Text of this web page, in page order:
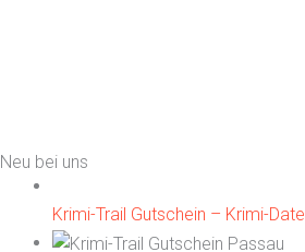
Neu bei uns
Krimi-Trail Gutschein – Krimi-Date